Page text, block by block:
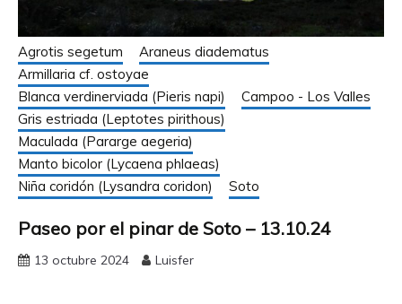
Agrotis segetum
Araneus diadematus
Armillaria cf. ostoyae
Blanca verdinerviada (Pieris napi)
Campoo - Los Valles
Gris estriada (Leptotes pirithous)
Maculada (Pararge aegeria)
Manto bicolor (Lycaena phlaeas)
Niña coridón (Lysandra coridon)
Soto
Paseo por el pinar de Soto – 13.10.24
13 octubre 2024 Luisfer